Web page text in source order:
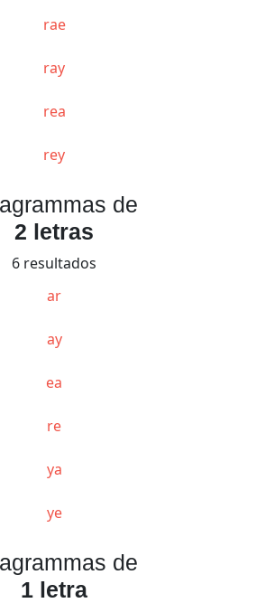
rae
ray
rea
rey
de
2 letras
6 resultados
ar
ay
ea
re
ya
ye
de
1 letra